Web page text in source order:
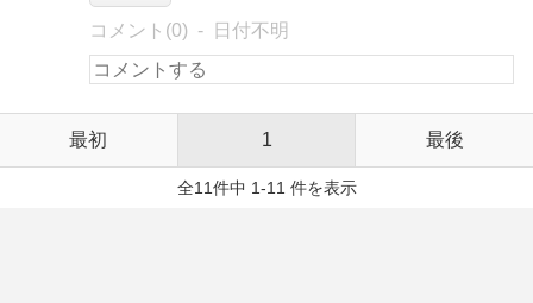
コメント(0) 日付不明
最初 1 最後
全11件中 1-11 件を表示